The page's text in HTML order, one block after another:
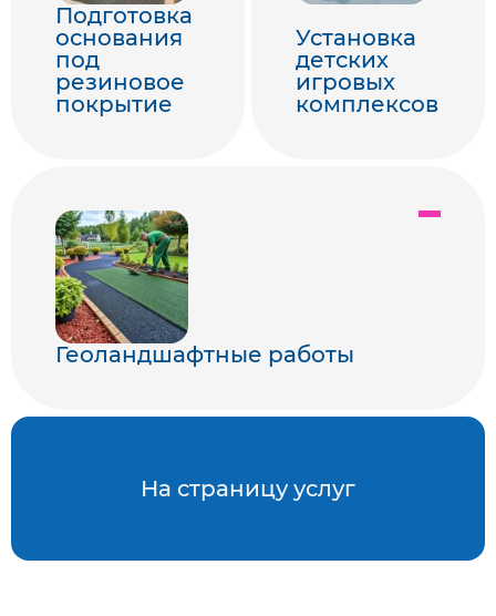
Подготовка
основания
под
резиновое
покрытие
Установка
детских
игровых
комплексов
Геоландшафтные работы
На страницу услуг